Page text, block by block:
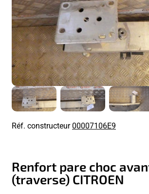
Réf. constructeur00007106E9
Renfort pare choc
(traverse) CITROEN